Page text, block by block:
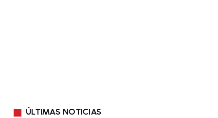
ÚLTIMAS NOTICIAS